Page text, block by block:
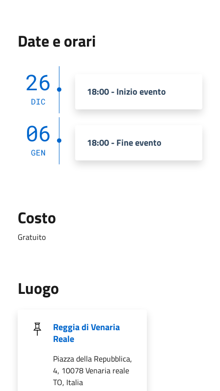
Date e orari
26
DIC
18:00 - Inizio evento
06
GEN
18:00 - Fine evento
Costo
Gratuito
Luogo
Reggia di Venaria
Reale
Piazza della Repubblica,
4, 10078 Venaria reale
TO, Italia